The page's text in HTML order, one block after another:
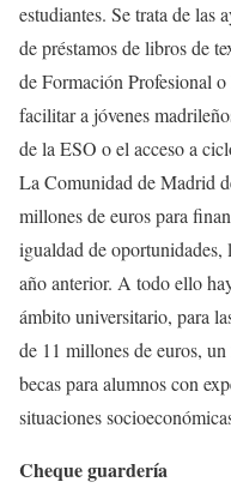
estudiantes. Se trata de las
de préstamos de libros de
de Formación Profesional
facilitar a jóvenes
de la ESO o el acceso a
La Comunidad de Madrid
millones de euros para
igualdad de
año anterior. A todo ello
ámbito universitario, para
de 11 millones de euros,
becas para alumnos con
situaciones
Cheque guardería